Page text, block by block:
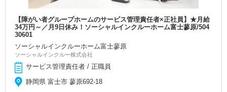
【障がい者グループホームのサービス管理責任者×正社員】★月給
34万円～／月9日休み！ソーシャルインクルーホーム富士蓼原/504
30601
ソーシャルインクルーホーム富士蓼原
ソーシャルインクルー株式会社
サービス管理責任者 / 正職員
静岡県 富士市 蓼原692-18